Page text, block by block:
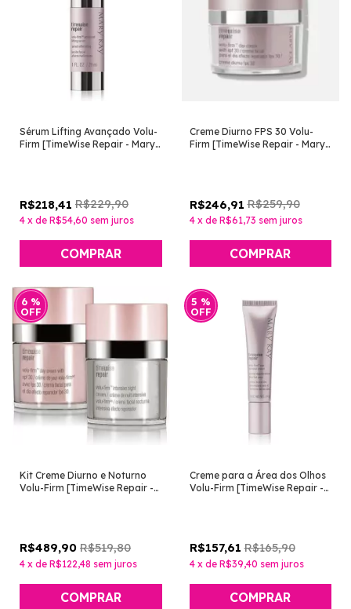
Sérum Lifting Avançado Volu-
Firm [TimeWise Repair - Mary
R$218,41 R$229,90
4 x de R$54,60 sem juros
Creme Diurno FPS 30 Volu-
Firm [TimeWise Repair - Mary
R$246,91 R$259,90
4 x de R$61,73 sem juros
6 %
OFF
Kit Creme Diurno e Noturno
Volu-Firm [TimeWise Repair -
R$489,90 R$519,80
4 x de R$122,48 sem juros
5 %
OFF
Creme para a Área dos Olhos
Volu-Firm [TimeWise Repair -
R$157,61 R$165,90
4 x de R$39,40 sem juros